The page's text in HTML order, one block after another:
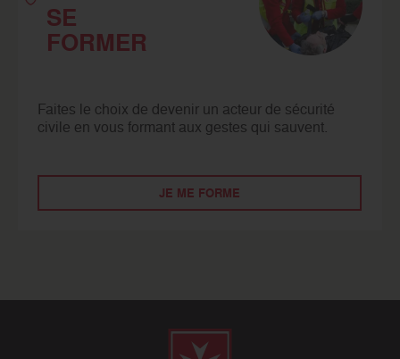
SE
FORMER
Faites le choix de devenir un acteur de sécurité
civile en vous formant aux gestes qui sauvent.
JE ME FORME